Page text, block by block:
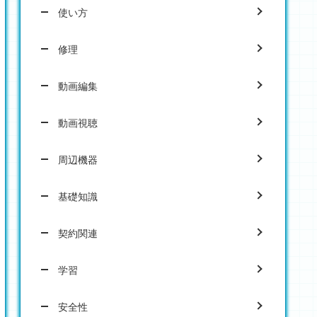
使い方
修理
動画編集
動画視聴
周辺機器
基礎知識
契約関連
学習
安全性